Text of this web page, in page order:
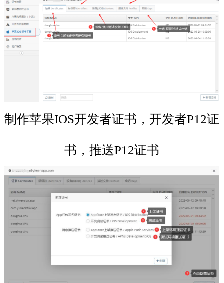
制作苹果IOS开发者证书，开发者P12证
书，推送P12证书